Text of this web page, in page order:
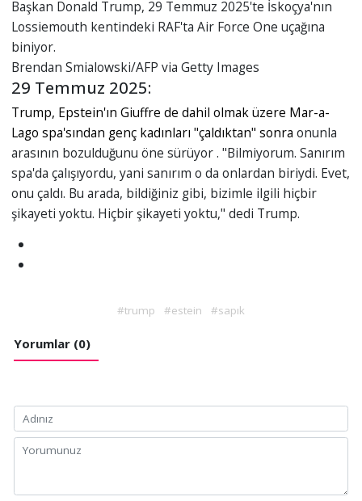
Başkan Donald Trump, 29 Temmuz 2025'te İskoçya'nın
Lossiemouth kentindeki RAF'ta Air Force One uçağına
biniyor.
Brendan Smialowski/AFP via Getty Images
29 Temmuz 2025:
Trump, Epstein'ın Giuffre de dahil olmak üzere Mar-a-
Lago spa'sından genç kadınları "çaldıktan" sonra onunla
arasının bozulduğunu öne sürüyor . "Bilmiyorum. Sanırım
spa'da çalışıyordu, yani sanırım o da onlardan biriydi. Evet,
onu çaldı. Bu arada, bildiğiniz gibi, bizimle ilgili hiçbir
şikayeti yoktu. Hiçbir şikayeti yoktu," dedi Trump.
#trump #estein #sapık
Yorumlar (0)